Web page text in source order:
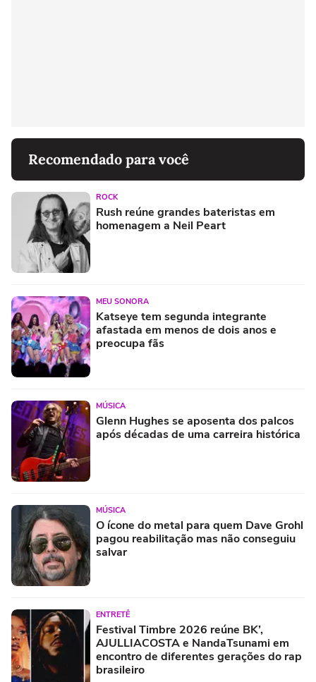
Recomendado para você
ROCK
Rush reúne grandes bateristas em
homenagem a Neil Peart
MEU SONORA
Katseye tem segunda integrante
afastada em menos de dois anos e
preocupa fãs
MÚSICA
Glenn Hughes se aposenta dos palcos
após décadas de uma carreira histórica
MÚSICA
O ícone do metal para quem Dave Grohl
pagou reabilitação mas não conseguiu
salvar
ENTRETÊ
Festival Timbre 2026 reúne BK’,
AJULLIACOSTA e NandaTsunami em
encontro de diferentes gerações do rap
brasileiro